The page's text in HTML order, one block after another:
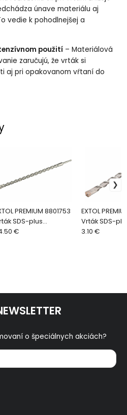
únave materiálu aj
vedie k pohodlnejšej a
použití – Materiálová
zaručujú, že vrták si
aj pri opakovanom vŕtaní do
PREMIUM 8801753
SDS-plus
Ø26x1000mm
€
EXTOL
Vrták SDS-
štvorbritý,
3.10 €
o špeciálnych akciách?